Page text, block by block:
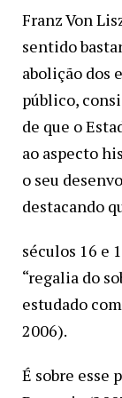
Franz Von
sentido
abolição dos
público,
de que o
ao aspecto
o seu
destacando
séculos 16 e
“regalia do
estudado
2006).
É sobre esse